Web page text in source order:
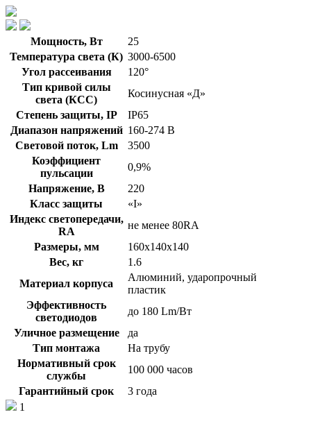
Мощность, Вт
25
Температура света (К) 3000-6500
Угол рассеивания
120°
Тип кривой силы
света (КСС)
Косинусная «Д»
Степень защиты, IP
IP65
Диапазон напряжений 160-274 В
Световой поток, Lm
3500
Коэффициент
пульсации
0,9%
Напряжение, В
220
Класс защиты
«I»
Индекс светопередачи,
RA
не менее 80RA
Размеры, мм
160х140х140
Вес, кг
1.6
Материал корпуса
Алюминий, ударопрочный
пластик
Эффективность
светодиодов
до 180 Lm/Вт
Уличное размещение
да
Тип монтажа
На трубу
Нормативный срок
службы
100 000 часов
Гарантийный срок
3 года
1